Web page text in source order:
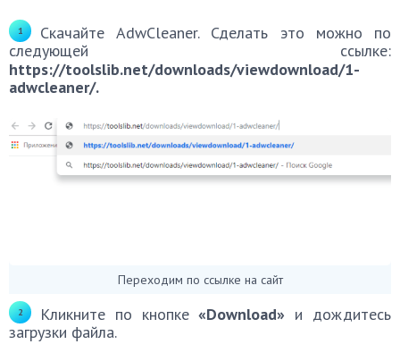
Скачайте AdwCleaner. Сделать это можно по
следующей ссылке:
https://toolslib.net/downloads/viewdownload/1-
adwcleaner/.
Переходим по ссылке на сайт
Кликните по кнопке«Download» и дождитесь
загрузки файла.